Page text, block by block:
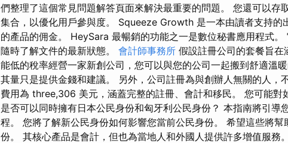
們整理了這個常見問題解答頁面來解決最重要的問題。 您還可以
集合，以優化用戶參與度。 Squeeze Growth 是一本由讀者支持的
的產品的佣金。 HeySara 最暢銷的功能之一是數位秘書應用程式
隨時了解文件的最新狀態。 會計師事務所 假設註冊公司的套餐旨
能低的稅率經營一家新創公司，您可以與您的公司一起搬到舒適溫
其量只是提供金錢和建議。 另外，公司註冊為與創辦人無關的人，
費用為 three,306 美元，涵蓋完整的註冊、會計和移民。 您可能對
是否可以同時擁有日本公民身份和匈牙利公民身份？ 本指南將引導
程。 您將了解新公民身份如何影響您當前公民身份。 希望這些將
份。 其核心產品是會計，但也為當地人和外國人提供許多增值服務